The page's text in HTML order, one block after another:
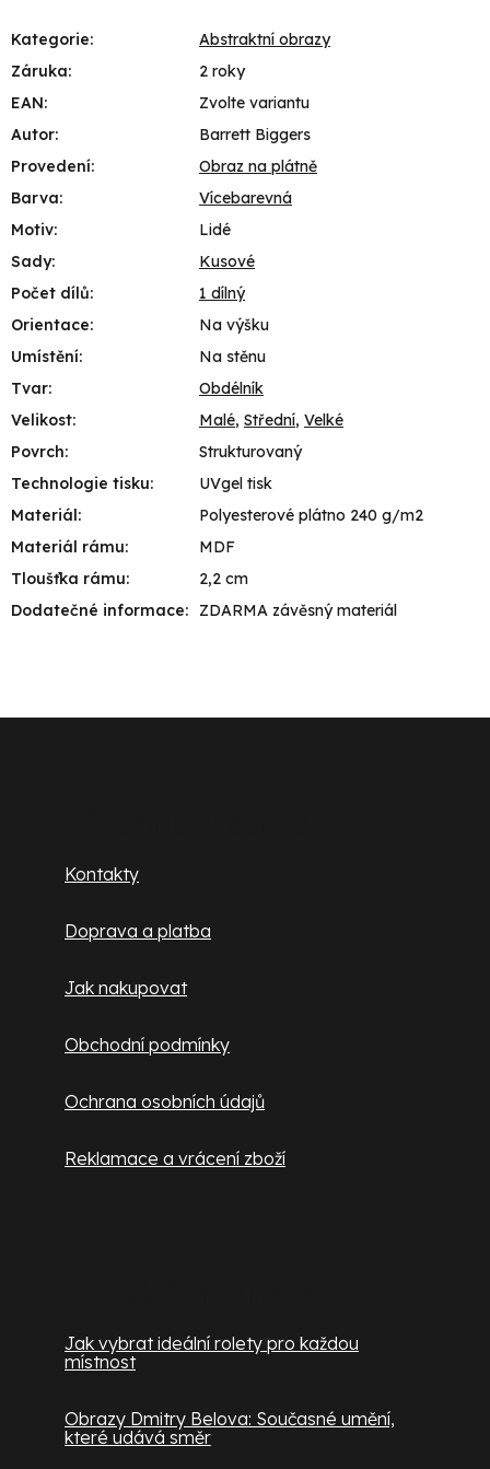
Kategorie:
Abstraktní obrazy
Záruka:
2 roky
EAN:
Zvolte variantu
Autor:
Barrett Biggers
Provedení:
Obraz na plátně
Barva:
Vícebarevná
Motiv:
Lidé
Sady:
Kusové
Počet dílů:
1 dílný
Orientace:
Na výšku
Umístění:
Na stěnu
Tvar:
Obdélník
Velikost: Malé, Střední, Velké
Povrch:
Strukturovaný
Technologie tisku:
UVgel tisk
Materiál:
Polyesterové plátno 240 g/m2
Materiál rámu:
MDF
Tloušťka rámu:
2,2 cm
Dodatečné informace: ZDARMA závěsný materiál
Kontakty
Doprava a platba
Jak nakupovat
Obchodní podmínky
Ochrana osobních údajů
Reklamace a vrácení zboží
Jak vybrat ideální rolety pro každou
místnost
Obrazy Dmitry Belova: Současné umění,
které udává směr